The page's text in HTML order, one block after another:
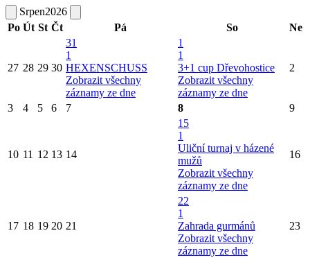
Srpen2026
Po Út St Čt Pá So Ne
27 28 29 30
31
1
HEXENSCHUSS
Zobrazit všechny
záznamy ze dne
1
1
3+1 cup Dřevohostice
Zobrazit všechny
záznamy ze dne
2
3 4 5 6 7 8 9
10 11 12 13 14
15
1
Uliční turnaj v házené
mužů
Zobrazit všechny
záznamy ze dne
16
17 18 19 20 21
22
1
Zahrada gurmánů
Zobrazit všechny
záznamy ze dne
23